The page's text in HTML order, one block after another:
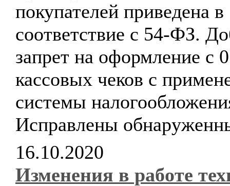
покупателей приведена в
соответствие с 54-ФЗ.
запрет на оформление с
кассовых чеков с
системы
Исправлены
16.10.2020
Изменения в работе